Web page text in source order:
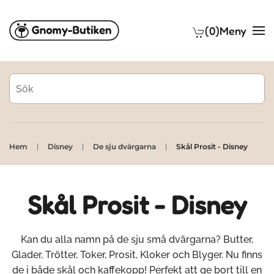
Skip to main content (0)Meny
Hem Disney De sju dvärgarna Skål Prosit - Disney
Skål Prosit - Disney
Kan du alla namn på de sju små dvärgarna? Butter,
Glader, Trötter, Toker, Prosit, Kloker och Blyger. Nu finns
de i både skål och kaffekopp! Perfekt att ge bort till en